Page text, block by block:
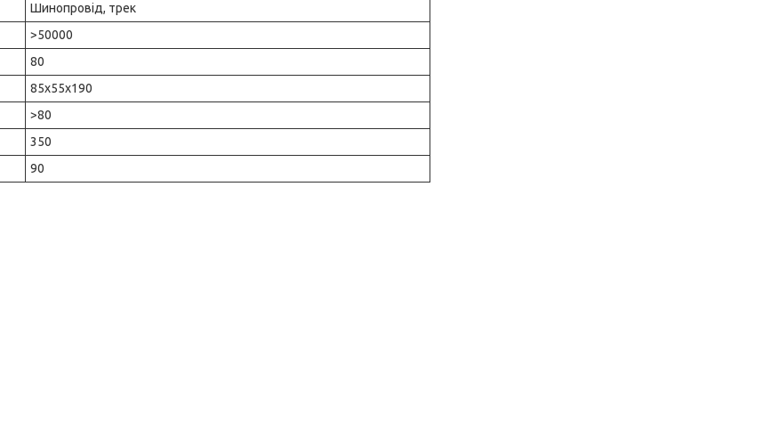
Шинопровід, трек
>50000
80
85х55х190
>80
350
90